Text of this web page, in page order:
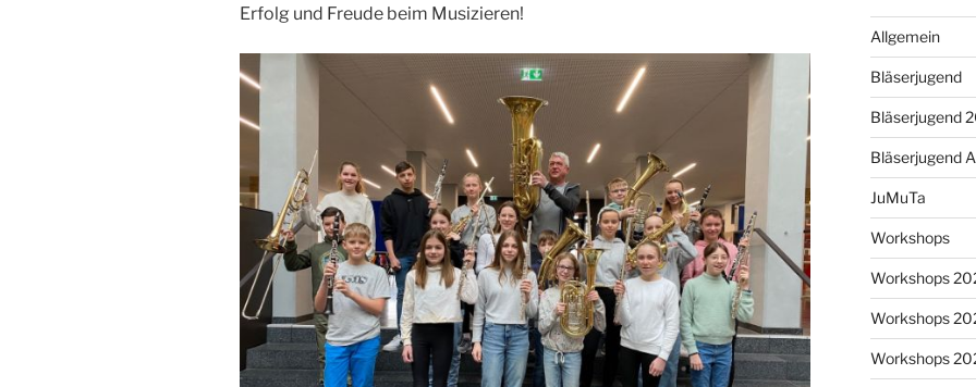
Erfolg und Freude beim Musizieren!
Allgemein
Bläserjugend
Bläserjugend
Bläserjugend
JuMuTa
Workshops
Workshops
Workshops
Workshops